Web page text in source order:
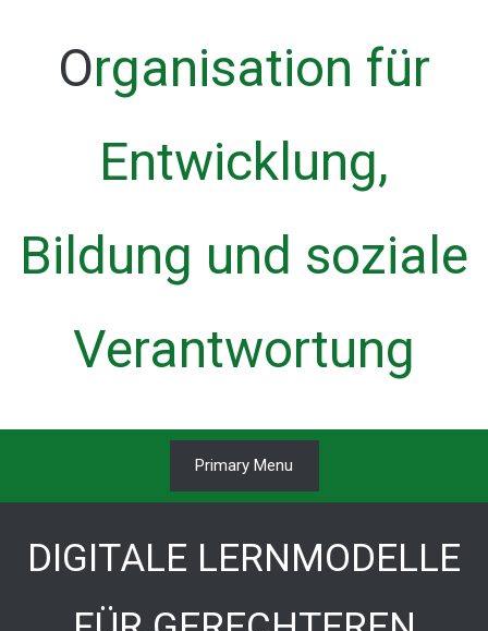
Organisation für
Entwicklung,
Bildung und soziale
Verantwortung
Primary Menu
DIGITALE LERNMODELLE